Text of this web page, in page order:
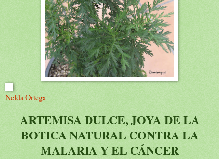
Nelda Ortega
ARTEMISA DULCE, JOYA DE LA
BOTICA NATURAL CONTRA LA
MALARIA Y EL CÁNCER